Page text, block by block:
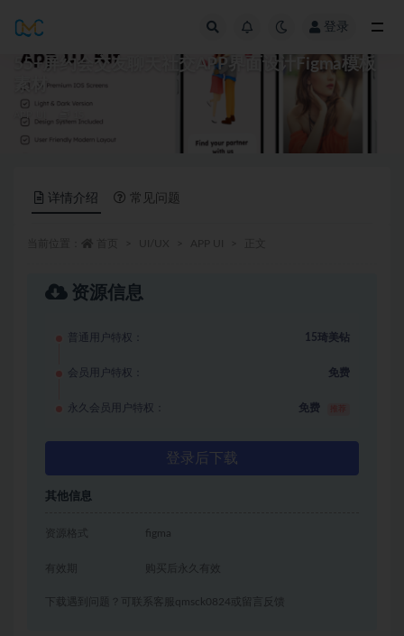
登录
55+屏约会交友聊天社交APP界面设计Figma模板
素材
详情介绍 常见问题
资源信息
普通用户特权： 15琦美钻
会员用户特权： 免费
永久会员用户特权： 免费
登录后下载
其他信息
资源格式 figma
有效期 购买后永久有效
下载遇到问题？可联系客服qmsck0824或留言反馈